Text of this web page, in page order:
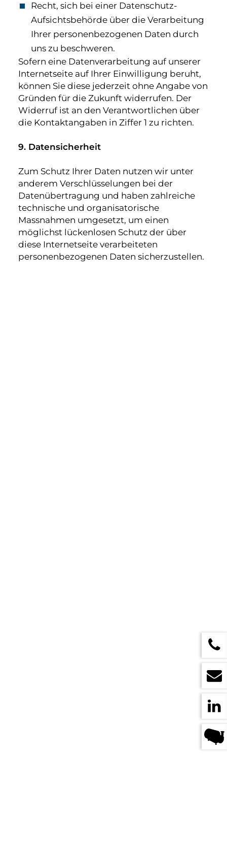
Recht, sich bei einer Datenschutz-
Aufsichtsbehörde über die Verarbeitung
Ihrer personenbezogenen Daten durch
uns zu beschweren.
Sofern eine Datenverarbeitung auf unserer
Internetseite auf Ihrer Einwilligung beruht,
können Sie diese jederzeit ohne Angabe von
Gründen für die Zukunft widerrufen. Der
Widerruf ist an den Verantwortlichen über
die Kontaktangaben in Ziffer ‎1 zu richten.
9. Datensicherheit
Zum Schutz Ihrer Daten nutzen wir unter
anderem Verschlüsselungen bei der
Datenübertragung und haben zahlreiche
technische und organisatorische
Massnahmen umgesetzt, um einen
möglichst lückenlosen Schutz der über
diese Internetseite verarbeiteten
personenbezogenen Daten sicherzustellen.